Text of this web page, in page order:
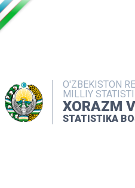
O'ZBEKISTON
MILLIY
XORAZM
STATISTIKA